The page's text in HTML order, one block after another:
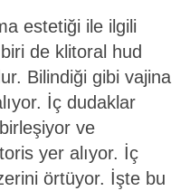
estetiği ile ilgili
de klitoral hud
Bilindiği gibi vajina
İç dudaklar
ve
yer alıyor. İç
örtüyor. İşte bu